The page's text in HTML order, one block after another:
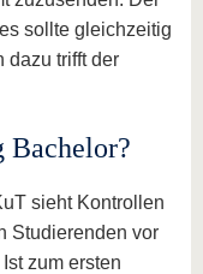
sollte gleichzeitig
dazu trifft der
Bachelor?
sieht Kontrollen
Studierenden vor
zum ersten